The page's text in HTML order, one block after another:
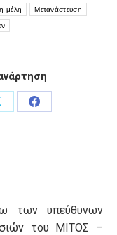
μέλη Μετανάστευση
Share
των υπεύθυνων
του ΜΙΤΟΣ –